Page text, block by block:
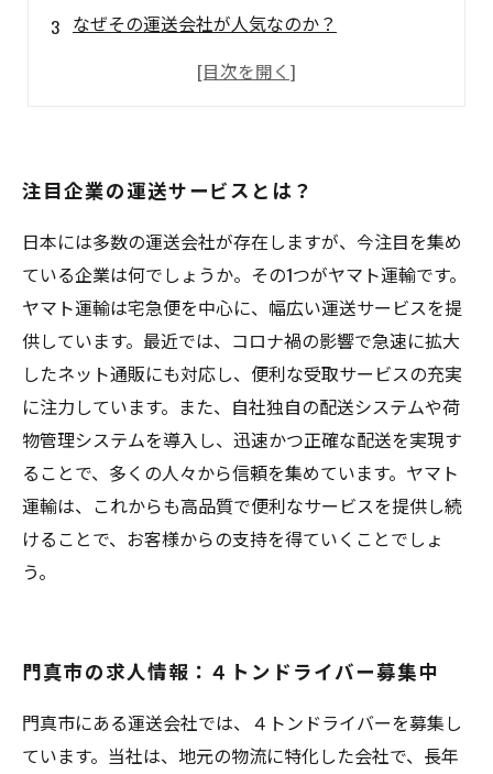
なぜその運送会社が人気なのか？
４トンドライバー求人から見る業界の現状
注目企業の運送サービスとは？
日本には多数の運送会社が存在しますが、今注目を集め
ている企業は何でしょうか。その1つがヤマト運輸です。
ヤマト運輸は宅急便を中心に、幅広い運送サービスを提
供しています。最近では、コロナ禍の影響で急速に拡大
したネット通販にも対応し、便利な受取サービスの充実
に注力しています。また、自社独自の配送システムや荷
物管理システムを導入し、迅速かつ正確な配送を実現す
ることで、多くの人々から信頼を集めています。ヤマト
運輸は、これからも高品質で便利なサービスを提供し続
けることで、お客様からの支持を得ていくことでしょ
う。
門真市の求人情報：４トンドライバー募集中
門真市にある運送会社では、４トンドライバーを募集し
ています。当社は、地元の物流に特化した会社で、長年